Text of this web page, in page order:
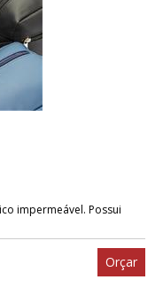
impermeável. Possui
Orçar